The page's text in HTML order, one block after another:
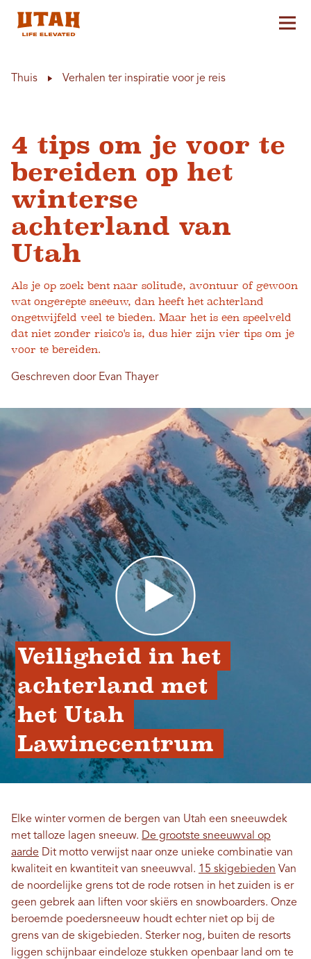
Thuis Verhalen ter inspiratie voor je reis
4 tips om je voor te
bereiden op het
winterse
achterland van
Utah
Als je op zoek bent naar solitude, avontuur of gewoon
wat ongerepte sneeuw, dan heeft het achterland
ongetwijfeld veel te bieden. Maar het is een speelveld
dat niet zonder risico's is, dus hier zijn vier tips om je
voor te bereiden.
Geschreven door Evan Thayer
Veiligheid in het
achterland met
het Utah
Lawinecentrum
Elke winter vormen de bergen van Utah een sneeuwdek
met talloze lagen sneeuw. De grootste sneeuwval op
aarde Dit motto verwijst naar onze unieke combinatie van
kwaliteit en kwantiteit van sneeuwval. 15 skigebieden Van
de noordelijke grens tot de rode rotsen in het zuiden is er
geen gebrek aan liften voor skiërs en snowboarders. Onze
beroemde poedersneeuw houdt echter niet op bij de
grens van de skigebieden. Sterker nog, buiten de resorts
liggen schijnbaar eindeloze stukken openbaar land om te